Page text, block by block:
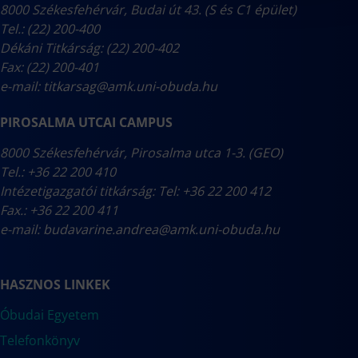
8000 Székesfehérvár, Budai út 43. (S és C1 épület)
Tel.: (22) 200-400
Dékáni Titkárság: (22) 200-402
Fax: (22) 200-401
e-mail: titkarsag@amk.uni-obuda.hu
PIROSALMA UTCAI CAMPUS
8000 Székesfehérvár, Pirosalma utca 1-3. (GEO)
Tel.: +36 22 200 410
Intézetigazgatói titkárság: Tel: +36 22 200 412
Fax.: +36 22 200 411
e-mail:budavarine.andrea@amk.uni-obuda.hu
HASZNOS LINKEK
Óbudai Egyetem
Telefonkönyv